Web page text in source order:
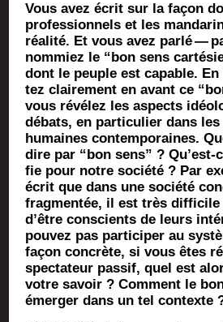
Vous avez écrit sur la façon
pro­fes­sion­nels et les
réa­li­té. Et vous avez par­lé —
nom­miez le “bon sens
dont le peuple est capable.
tez clai­re­ment en avant ce
vous révé­lez les aspects
débats, en par­ti­cu­lier dans les
humaines contem­po­raines.
dire par “bon sens” ?
fie pour notre socié­té ? Par
écrit que dans une socié­té
frag­men­tée, il est très dif­fi­cile
d’être conscients de leurs
pou­vez pas par­ti­ci­per au
façon concrète, si vous êtes
spec­ta­teur pas­sif, quel est
votre savoir ? Com­ment le
émer­ger dans un tel contexte